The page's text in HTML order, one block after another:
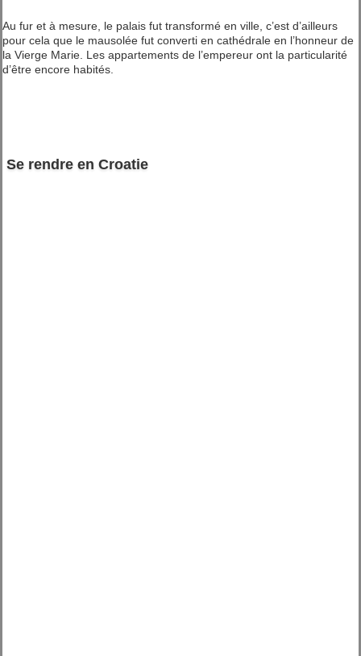
Au fur et à mesure, le palais fut transformé en ville, c’est d’ailleurs
pour cela que le mausolée fut converti en cathédrale en l’honneur de
la Vierge Marie. Les appartements de l’empereur ont la particularité
d’être encore habités.
Se rendre en Croatie